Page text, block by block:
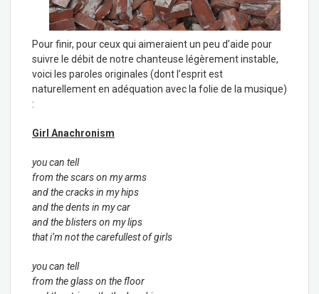
Pour finir, pour ceux qui aimeraient un peu d’aide pour
suivre le débit de notre chanteuse légèrement instable,
voici les paroles originales (dont l’esprit est
naturellement en adéquation avec la folie de la musique)
:
Girl Anachronism
you can tell
from the scars on my arms
and the cracks in my hips
and the dents in my car
and the blisters on my lips
that i’m not the carefullest of girls
you can tell
from the glass on the floor